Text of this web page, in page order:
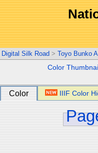
Digital Silk Road > Toyo Bunko
Color Thumbnail
Color IIIF Color